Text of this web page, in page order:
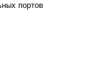
портов